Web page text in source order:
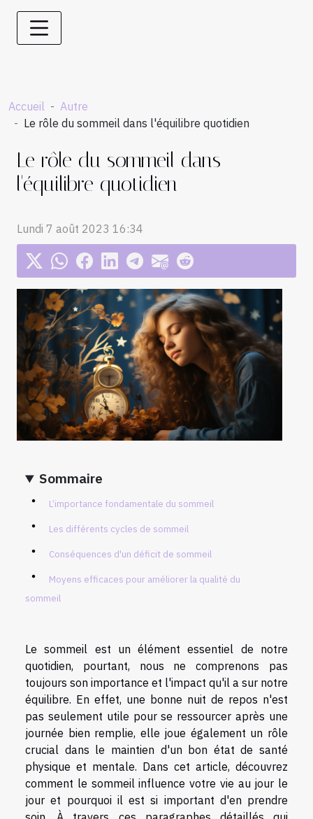
Accueil
Autre
Le rôle du sommeil dans l'équilibre quotidien
Le rôle du sommeil dans
l'équilibre quotidien
Lundi 7 août 2023 16:34
Sommaire
L’importance fondamentale du sommeil
Les différents cycles de sommeil
Conséquences d'un déficit de sommeil
Moyens efficaces pour améliorer la qualité du
sommeil
Le sommeil est un élément essentiel de notre
quotidien, pourtant, nous ne comprenons pas
toujours son importance et l'impact qu'il a sur notre
équilibre. En effet, une bonne nuit de repos n'est
pas seulement utile pour se ressourcer après une
journée bien remplie, elle joue également un rôle
crucial dans le maintien d'un bon état de santé
physique et mentale. Dans cet article, découvrez
comment le sommeil influence votre vie au jour le
jour et pourquoi il est si important d'en prendre